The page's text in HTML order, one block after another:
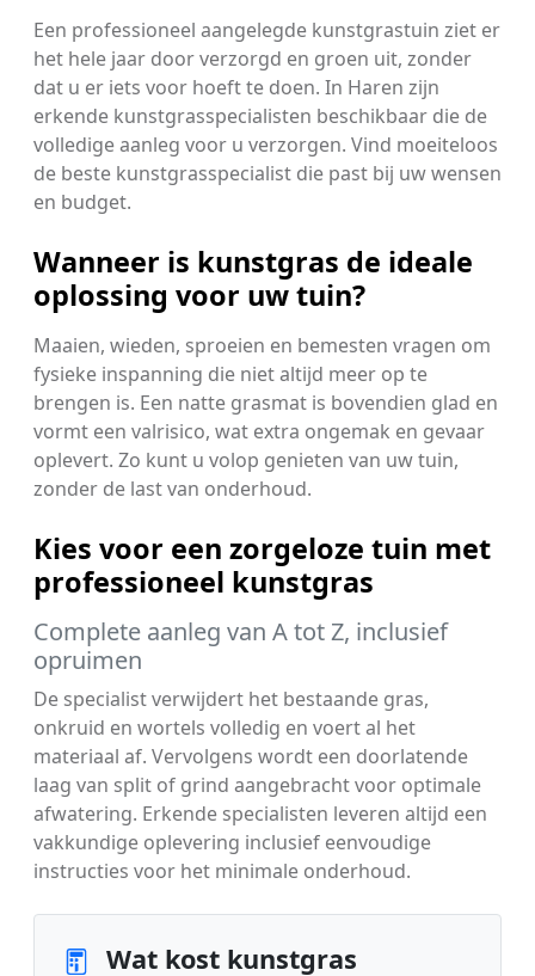
Een professioneel aangelegde kunstgrastuin ziet er
het hele jaar door verzorgd en groen uit, zonder
dat u er iets voor hoeft te doen. In Haren zijn
erkende kunstgrasspecialisten beschikbaar die de
volledige aanleg voor u verzorgen. Vind moeiteloos
de beste kunstgrasspecialist die past bij uw wensen
en budget.
Wanneer is kunstgras de ideale
oplossing voor uw tuin?
Maaien, wieden, sproeien en bemesten vragen om
fysieke inspanning die niet altijd meer op te
brengen is. Een natte grasmat is bovendien glad en
vormt een valrisico, wat extra ongemak en gevaar
oplevert. Zo kunt u volop genieten van uw tuin,
zonder de last van onderhoud.
Kies voor een zorgeloze tuin met
professioneel kunstgras
Complete aanleg van A tot Z, inclusief
opruimen
De specialist verwijdert het bestaande gras,
onkruid en wortels volledig en voert al het
materiaal af. Vervolgens wordt een doorlatende
laag van split of grind aangebracht voor optimale
afwatering. Erkende specialisten leveren altijd een
vakkundige oplevering inclusief eenvoudige
instructies voor het minimale onderhoud.
Wat kost kunstgras